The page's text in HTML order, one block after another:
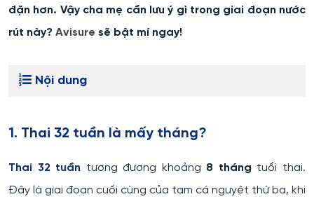
đặn hơn. Vậy cha mẹ cần lưu ý gì trong giai đoạn nước
rút này? Avisure sẽ bật mí ngay!
Nội dung
1. Thai 32 tuần là mấy tháng?
Thai 32 tuần tương đương khoảng 8 tháng tuổi thai.
Đây là giai đoạn cuối cùng của tam cá nguyệt thứ ba, khi